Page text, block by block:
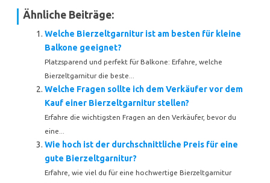
Ähnliche Beiträge:
Welche Bierzeltgarnitur ist am besten für kleine
Balkone geeignet?
Platzsparend und perfekt für Balkone: Erfahre, welche
Bierzeltgarnitur die beste...
Welche Fragen sollte ich dem Verkäufer vor dem
Kauf einer Bierzeltgarnitur stellen?
Erfahre die wichtigsten Fragen an den Verkäufer, bevor du
eine...
Wie hoch ist der durchschnittliche Preis für eine
gute Bierzeltgarnitur?
Erfahre, wie viel du für eine hochwertige Bierzeltgarnitur